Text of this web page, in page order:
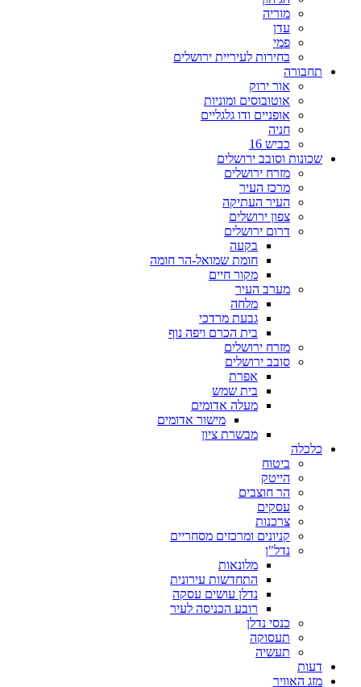
מוריה
עדן
פמי
בחירות לעיריית ירושלים
תחבורה
אור ירוק
אוטובוסים ומוניות
אופניים ודו גלגליים
חניה
כביש 16
שכונות וסובב ירושלים
מזרח ירושלים
מרכז העיר
העיר העתיקה
צפון ירושלים
דרום ירושלים
בקעה
חומת שמואל-הר חומה
מקור חיים
מערב העיר
מלחה
גבעת מרדכי
בית הכרם ויפה נוף
מזרח ירושלים
סובב ירושלים
אפרת
בית שמש
מעלה אדומים
מישור אדומים
מבשרת ציון
כלכלה
ביטוח
הייטק
הר חוצבים
עסקים
צרכנות
קניונים ומרכזים מסחריים
נדל"ן
מלונאות
התחדשות עירונית
נדלן עושים עסקה
רובע הכניסה לעיר
כנסי נדלן
תעסוקה
תעשיה
דעות
מזג האוויר